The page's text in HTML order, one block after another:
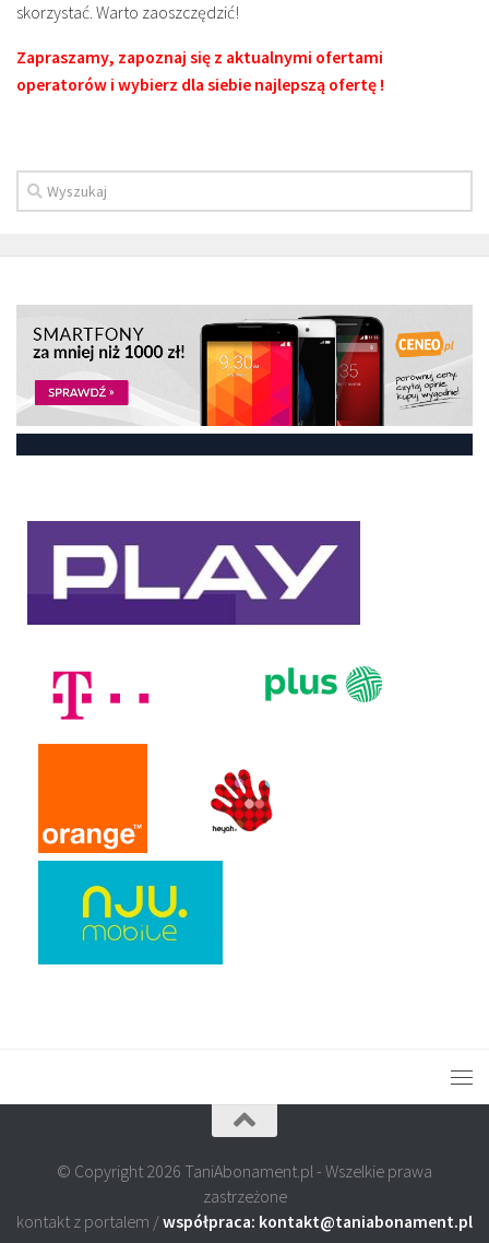
skorzystać. Warto zaoszczędzić!
Zapraszamy, zapoznaj się z aktualnymi ofertami
operatorów i wybierz dla siebie najlepszą ofertę !
© Copyright 2026 TaniAbonament.pl - Wszelkie prawa
zastrzeżone
kontakt z portalem /współpraca: kontakt@taniabonament.pl